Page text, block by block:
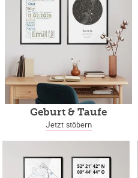
Geburt & Taufe
Jetzt stöbern